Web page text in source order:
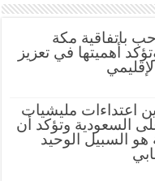
باتفاقية مكة
أهميتها في تعزيز
اعتداءات مليشيات
السعودية وتؤكد أن
هو السبيل الوحيد